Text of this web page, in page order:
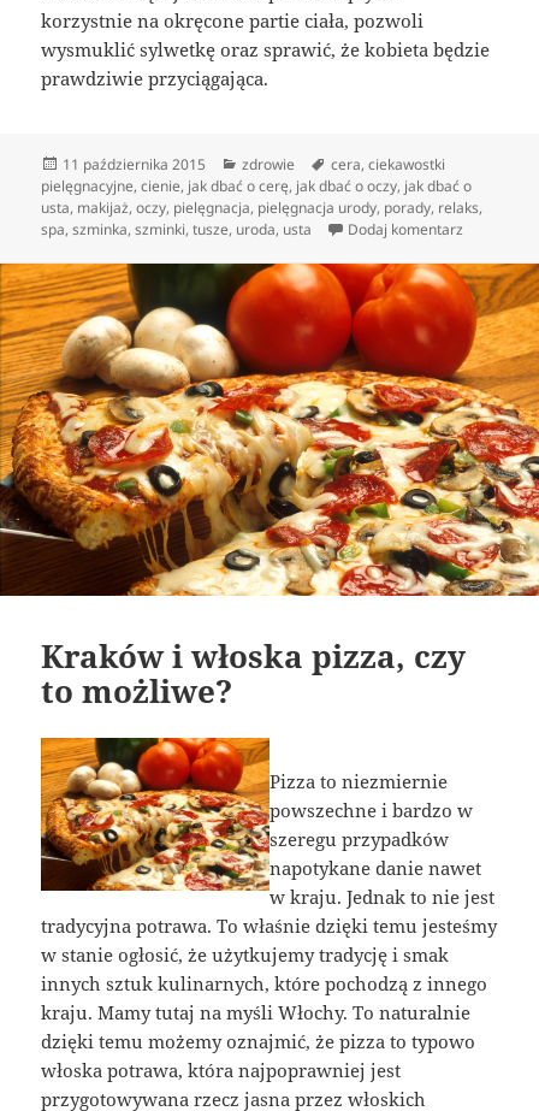
korzystnie na okręcone partie ciała, pozwoli
wysmuklić sylwetkę oraz sprawić, że kobieta będzie
prawdziwie przyciągająca.
Data
publikacji
11 października 2015 Kategorie
zdrowie Tagi
cera,ciekawostki
pielęgnacyjne,cienie, jak dbać o cerę, jak dbać o oczy, jak dbać o
usta, makijaż,oczy, pielęgnacja, pielęgnacja urody, porady, relaks,
spa,szminka,szminki,tusze, uroda, usta Dodaj komentarz
Kraków i włoska pizza, czy
to możliwe?
Pizza to niezmiernie
powszechne i bardzo w
szeregu przypadków
napotykane danie nawet
w kraju. Jednak to nie jest
tradycyjna potrawa. To właśnie dzięki temu jesteśmy
w stanie ogłosić, że użytkujemy tradycję i smak
innych sztuk kulinarnych, które pochodzą z innego
kraju. Mamy tutaj na myśli Włochy. To naturalnie
dzięki temu możemy oznajmić, że pizza to typowo
włoska potrawa, która najpoprawniej jest
przygotowywana rzecz jasna przez włoskich